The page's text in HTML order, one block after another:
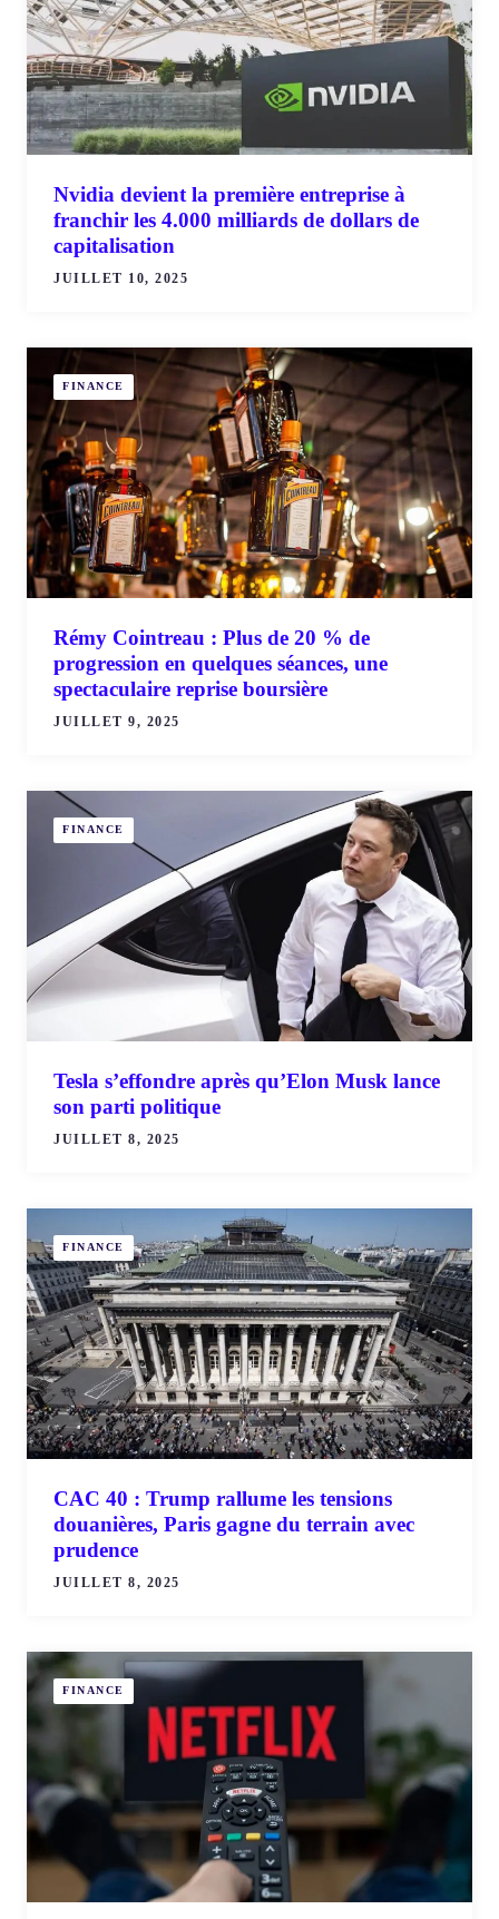
Nvidia devient la première entreprise à
franchir les 4.000 milliards de dollars de
capitalisation
JUILLET 10, 2025
FINANCE
Rémy Cointreau : Plus de 20 % de
progression en quelques séances, une
spectaculaire reprise boursière
JUILLET 9, 2025
FINANCE
Tesla s’effondre après qu’Elon Musk lance
son parti politique
JUILLET 8, 2025
FINANCE
CAC 40 : Trump rallume les tensions
douanières, Paris gagne du terrain avec
prudence
JUILLET 8, 2025
FINANCE